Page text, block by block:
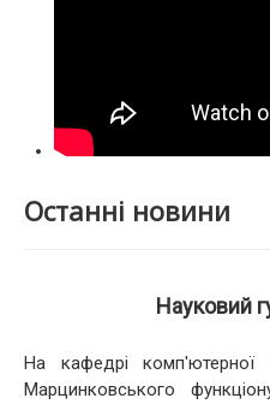
Останні новини
Науковий
На кафедрі комп'ютерної
Марцинковського